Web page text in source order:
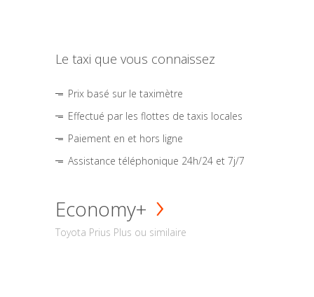
Le taxi que vous connaissez
Prix basé sur le taximètre
Effectué par les flottes de taxis locales
Paiement en et hors ligne
Assistance téléphonique 24h/24 et 7j/7
Economy+
Toyota Prius Plus ou similaire